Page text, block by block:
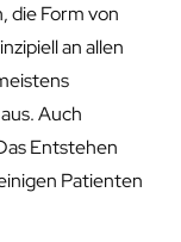
die Form von
an allen
Auch
Entstehen
Patienten